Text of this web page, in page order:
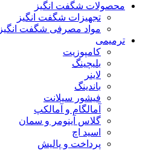
محصولات شگفت انگیز
تجهیزات شگفت انگیز
مواد مصرفی شگفت انگیز
ترمیمی
کامپوزیت
بلیچینگ
لاینر
باندینگ
فیشور سیلانت
آمالگام و آمالکپ
گلاس آینومر و سمان
اسید اچ
پرداخت و پالیش